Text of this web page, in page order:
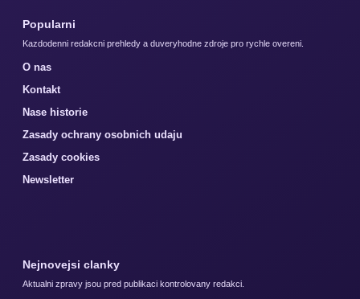
Popularni
Kazdodenni redakcni prehledy a duveryhodne zdroje pro rychle overeni.
O nas
Kontakt
Nase historie
Zasady ochrany osobnich udaju
Zasady cookies
Newsletter
Nejnovejsi clanky
Aktualni zpravy jsou pred publikaci kontrolovany redakci.